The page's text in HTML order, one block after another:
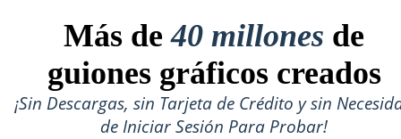
Más de40 millones de
guiones gráficos creados
¡Sin Descargas, sin Tarjeta de Crédito y sin
de Iniciar Sesión Para Probar!